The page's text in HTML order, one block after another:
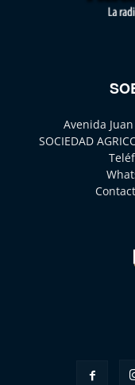
Avenida
SOCIEDAD